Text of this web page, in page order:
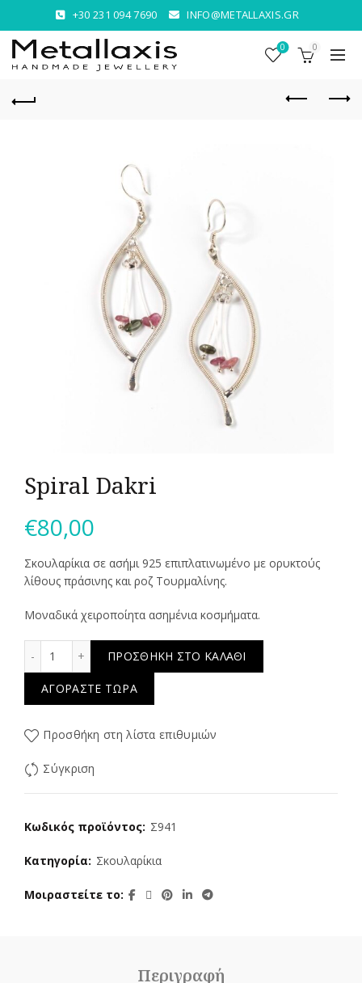
+30 231 094 7690 INFO@METALLAXIS.GR
0 0
Spiral Dakri
€80,00
Σκουλαρίκια σε ασήμι 925 επιπλατινωμένο με ορυκτούς
λίθους πράσινης και ροζ Τουρμαλίνης.
Μοναδικά χειροποίητα ασημένια κοσμήματα.
ΠΡΟΣΘΉΚΗ ΣΤΟ ΚΑΛΆΘΙ
ΑΓΟΡΆΣΤΕ ΤΏΡΑ
Προσθήκη στη λίστα επιθυμιών
Σύγκριση
Κωδικός προϊόντος: Σ941
Κατηγορία: Σκουλαρίκια
Μοιραστείτε το
Περιγραφή